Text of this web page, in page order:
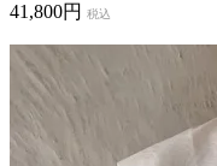
41,800円 税込